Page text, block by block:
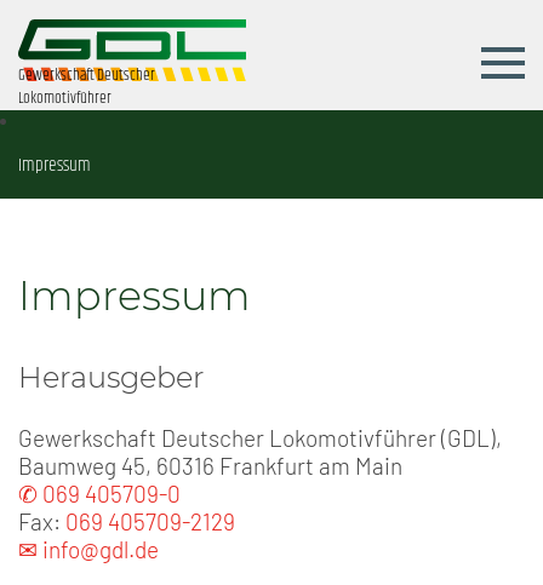
Gewerkschaft Deutscher
Lokomotivführer
Impressum
Impressum
Herausgeber
Gewerkschaft Deutscher Lokomotivführer (GDL),
Baumweg 45, 60316 Frankfurt am Main
✆ 069 405709-0
Fax: 069 405709-2129
✉ info@gdl.de